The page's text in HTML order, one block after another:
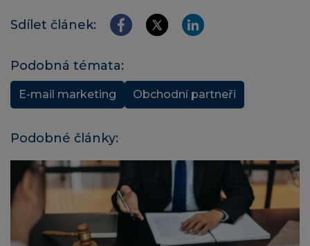
Sdílet článek:
Podobná témata:
E-mail marketing Obchodní partneři
Podobné články: